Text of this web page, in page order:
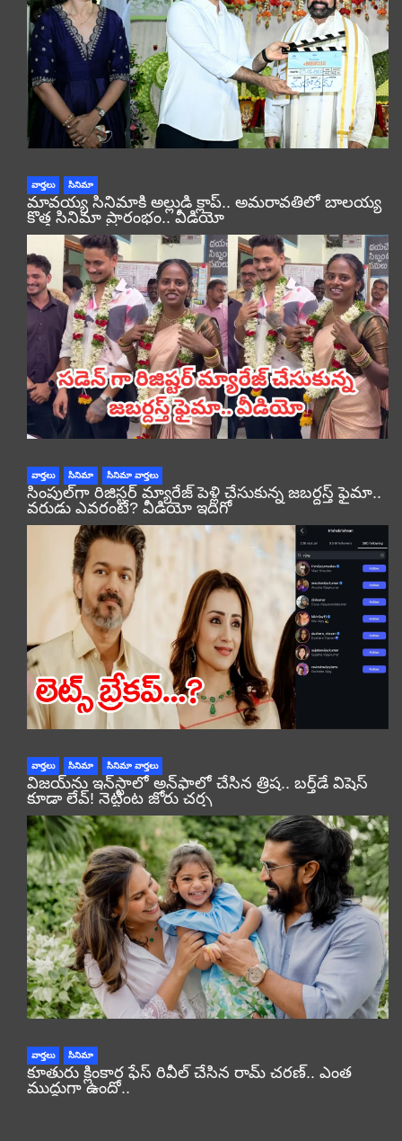
వార్తలు సినిమా
మావయ్య సినిమాకి అల్లుడి క్లాప్.. అమరావతిలో బాలయ్య
కొత్త సినిమా ప్రారంభం.. వీడియో
వార్తలు సినిమా సినిమా వార్తలు
సింపుల్‌గా రిజిస్టర్‌ మ్యారేజ్ పెళ్లి చేసుకున్న జబర్దస్త్ ఫైమా..
వరుడు ఎవరంటే? వీడియో ఇదిగో
వార్తలు సినిమా సినిమా వార్తలు
విజయ్‌ను ఇన్‌స్టాలో అన్‌ఫాలో చేసిన త్రిష.. బర్త్‌డే విషెస్
కూడా లేవ్! నెట్టింట జోరు చర్చ
వార్తలు సినిమా
కూతురు క్లింకార ఫేస్ రివీల్ చేసిన రామ్ చరణ్.. ఎంత
ముద్దుగా ఉందో..